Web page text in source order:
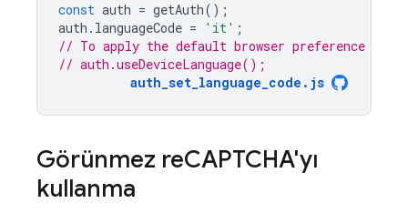
const auth = getAuth();
auth . languageCode = 'it' ;
// To apply the default browser preference
// auth.useDeviceLanguage();
auth_set_language_code.js
Görünmez reCAPTCHA'yı
kullanma